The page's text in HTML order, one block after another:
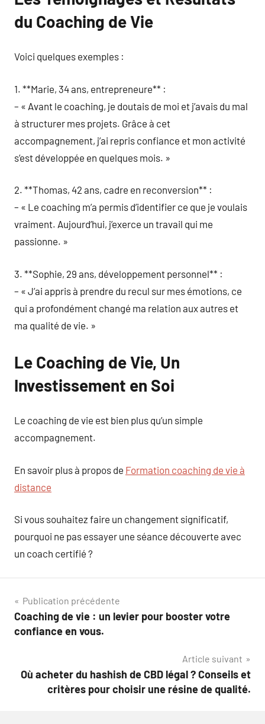
du Coaching de Vie
Voici quelques exemples :
1. **Marie, 34 ans, entrepreneure** :
– « Avant le coaching, je doutais de moi et j’avais du mal
à structurer mes projets. Grâce à cet
accompagnement, j’ai repris confiance et mon activité
s’est développée en quelques mois. »
2. **Thomas, 42 ans, cadre en reconversion** :
– « Le coaching m’a permis d’identifier ce que je voulais
vraiment. Aujourd’hui, j’exerce un travail qui me
passionne. »
3. **Sophie, 29 ans, développement personnel** :
– « J’ai appris à prendre du recul sur mes émotions, ce
qui a profondément changé ma relation aux autres et
ma qualité de vie. »
Le Coaching de Vie, Un
Investissement en Soi
Le coaching de vie est bien plus qu’un simple
accompagnement.
En savoir plus à propos de Formation coaching de vie à
distance
Si vous souhaitez faire un changement significatif,
pourquoi ne pas essayer une séance découverte avec
un coach certifié ?
Navigation
de
Publication précédente
Coaching de vie : un levier pour booster votre
confiance en vous.
Article suivant
Où acheter du hashish de CBD légal ? Conseils et
critères pour choisir une résine de qualité.